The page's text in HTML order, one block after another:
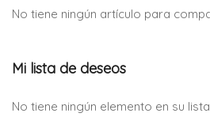
No tiene ningún artículo para
Mi lista de deseos
No tiene ningún elemento en su